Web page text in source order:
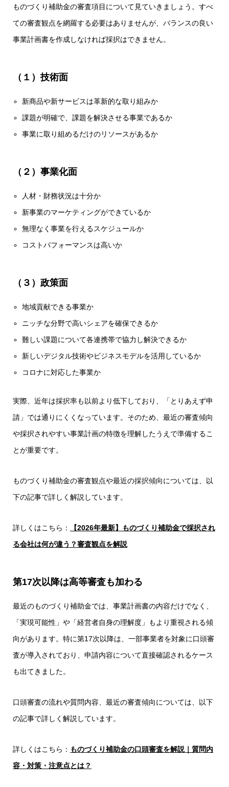
ものづくり補助金の審査項目について見ていきましょう。すべ
ての審査観点を網羅する必要はありませんが、バランスの良い
事業計画書を作成しなければ採択はできません。
（１）技術面
新商品や新サービスは革新的な取り組みか
課題が明確で、課題を解決させる事業であるか
事業に取り組めるだけのリソースがあるか
（２）事業化面
人材・財務状況は十分か
新事業のマーケティングができているか
無理なく事業を行えるスケジュールか
コストパフォーマンスは高いか
（３）政策面
地域貢献できる事業か
ニッチな分野で高いシェアを確保できるか
難しい課題について各連携帯で協力し解決できるか
新しいデジタル技術やビジネスモデルを活用しているか
コロナに対応した事業か
実際、近年は採択率も以前より低下しており、「とりあえず申
請」では通りにくくなっています。そのため、最近の審査傾向
や採択されやすい事業計画の特徴を理解したうえで準備するこ
とが重要です。
ものづくり補助金の審査観点や最近の採択傾向については、以
下の記事で詳しく解説しています。
詳しくはこちら：
【2026年最新】ものづくり補助金で採択され
る会社は何が違う？審査観点を解説
第17次以降は高等審査も加わる
最近のものづくり補助金では、事業計画書の内容だけでなく、
「実現可能性」や「経営者自身の理解度」もより重視される傾
向があります。特に第17次以降は、一部事業者を対象に口頭審
査が導入されており、申請内容について直接確認されるケース
も出てきました。
口頭審査の流れや質問内容、最近の審査傾向については、以下
の記事で詳しく解説しています。
詳しくはこちら： ものづくり補助金の口頭審査を解説｜質問内
容・対策・注意点とは？